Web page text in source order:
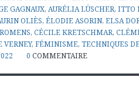
GAGNAUX, AURÉLIA LÜSCHER, ITTO
OLIÈS, ÉLODIE ASORIN, ELSA
, CÉCILE KRETSCHMAR,
VERNEY, FÉMINISME, TECHNIQUES
0 COMMENTAIRE